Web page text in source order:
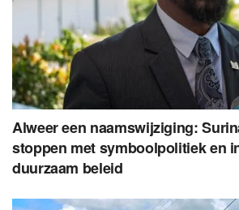
Alweer een naamswijziging:
stoppen met symboolpolitiek en
duurzaam beleid